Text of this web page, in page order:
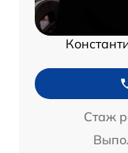
Стаж